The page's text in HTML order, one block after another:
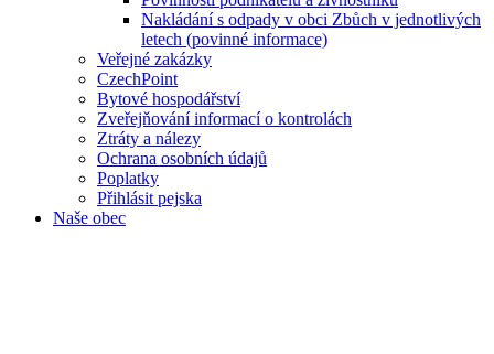
Nakládání s odpady v obci Zbůch v jednotlivých
letech (povinné informace)
Veřejné zakázky
CzechPoint
Bytové hospodářství
Zveřejňování informací o kontrolách
Ztráty a nálezy
Ochrana osobních údajů
Poplatky
Přihlásit pejska
Naše obec